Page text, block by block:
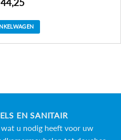
44,25
EN SANITAIR
u nodig heeft voor uw